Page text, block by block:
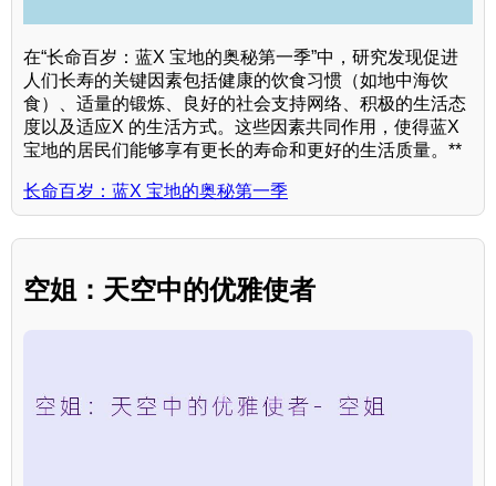
在“长命百岁：蓝X 宝地的奥秘第一季”中，研究发现促进
人们长寿的关键因素包括健康的饮食习惯（如地中海饮
食）、适量的锻炼、良好的社会支持网络、积极的生活态
度以及适应X 的生活方式。这些因素共同作用，使得蓝X
宝地的居民们能够享有更长的寿命和更好的生活质量。**
长命百岁：蓝X 宝地的奥秘第一季
空姐：天空中的优雅使者